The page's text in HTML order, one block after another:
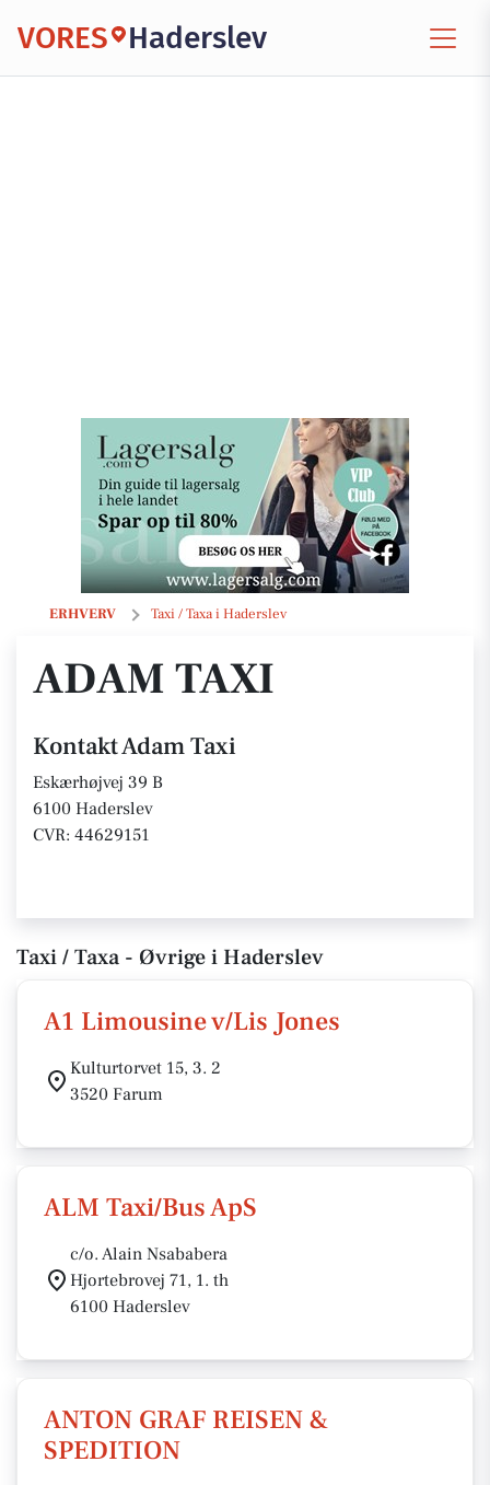
VORES Haderslev
ERHVERV Taxi / Taxa i Haderslev
Adam Taxi
ADAM TAXI
Kontakt Adam Taxi
Eskærhøjvej 39 B
6100 Haderslev
CVR: 44629151
Taxi / Taxa - Øvrige i Haderslev
A1 Limousine v/Lis Jones
Kulturtorvet 15, 3. 2
3520 Farum
ALM Taxi/Bus ApS
c/o. Alain Nsababera
Hjortebrovej 71, 1. th
6100 Haderslev
ANTON GRAF REISEN &
SPEDITION